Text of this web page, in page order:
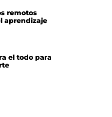
remotos
aprendizaje
el todo para